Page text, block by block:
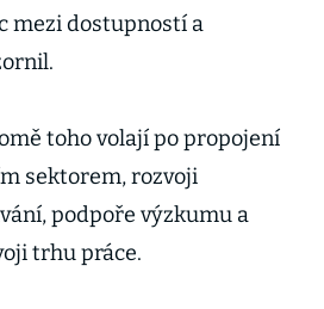
mezi dostupností a
toho volají po propojení
sektorem, rozvoji
podpoře výzkumu a
trhu práce.